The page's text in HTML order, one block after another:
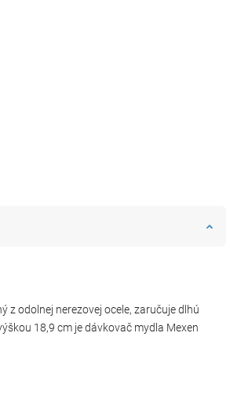
z odolnej nerezovej ocele, zaručuje dlhú
18,9 cm je dávkovač mydla Mexen